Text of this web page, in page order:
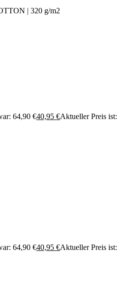
| 320 g/m2
64,90 €40,95 €Aktueller Preis ist:
64,90 €40,95 €Aktueller Preis ist: